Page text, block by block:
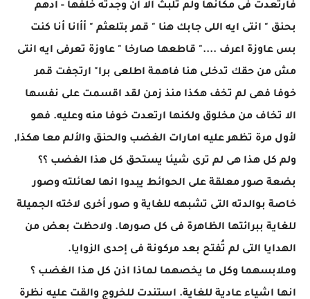
فارتعدت فى مكانها ولم تلبث الا ان وجدته خلفها - أدهم
بحنق " انتى ايه اللى جابك هنا " قمر بتلعثم " أأانا أنا كنت
بس عاوزة اعرف ...." قاطعها صارخا " عاوزة تعرفى ايه انتى
مش من حقك تدخلى هنا فاهمة اطلعى برا" ارتجفت قمر
خوفا فهى لم تخف هكذا منذ زمن لقد اقسمت على نفسها
الا تخاف من مخلوق ولكنها ارتعدت خوفا منه وعليه. فهو
لأول مرة تظهر عليه امارات الغضب والحنق والألم معا هكذا,
ولم كل هذا هى لم ترى شيئا يستحق كل هذا الغضب ؟؟
بضعة صور معلقة على الحوائط يبدوا انها لعائلته وصور
خاصة بوالدته التى تشبهه للغاية و صور أخرى لاخته الجميلة
للغاية ببرائتها الظاهرة فى كل صورها. ولاحظت بعض من
الهدايا التى لم تُفتح بعد مركونة فى إحدى الزوايا.
وملابسهما وكل ما يخصهما لماذا اذن كل هذا الغضب ؟
انها اشياء عادية للغاية. استندت للخروج والقت عليه نظرة